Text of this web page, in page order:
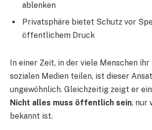
ablenken
Privatsphäre bietet Schutz vor
öffentlichem Druck
In einer Zeit, in der viele Menschen ihr
sozialen Medien teilen, ist dieser
ungewöhnlich. Gleichzeitig zeigt er
Nicht alles muss öffentlich sein, nur
bekannt ist.